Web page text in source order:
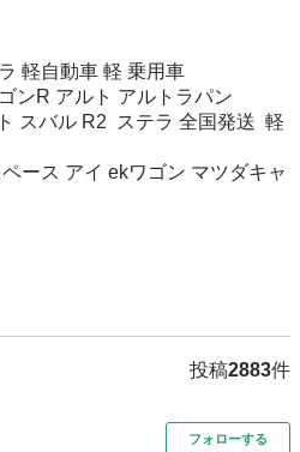
軽自動車 軽 乗用車
ンR アルト アルトラパン
スバル R2  ステラ 全国発送  軽
ース アイ ekワゴン マツダキャ
投稿2883件
フォローする